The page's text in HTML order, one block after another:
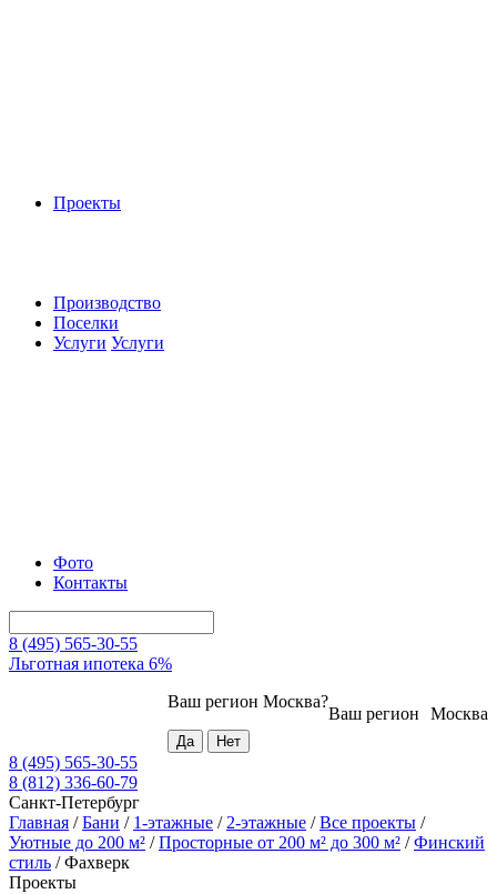
Проекты
Производство
Поселки
Услуги Услуги
Фото
Контакты
8 (495) 565-30-55
Льготная ипотека 6%
Москва
Ваш регион
Ваш регион Москва?
8 (495) 565-30-55
8 (812) 336-60-79
Санкт-Петербург
Главная /Бани / 1-этажные / 2-этажные /Все проекты /
Уютные до 200 м² /Просторные от 200 м² до 300 м² /Финский
стиль /Фахверк
Проекты